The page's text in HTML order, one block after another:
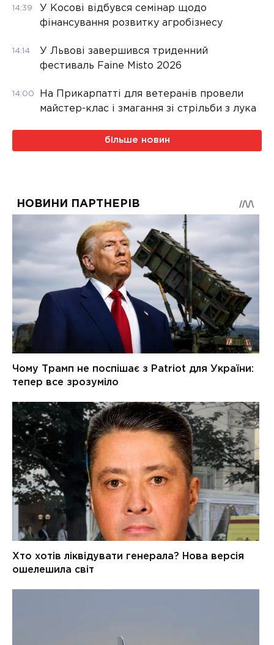
14:39
У Косові відбувся семінар щодо
фінансування розвитку агробізнесу
14:14
У Львові завершився триденний
фестиваль Faine Misto 2026
14:00
На Прикарпатті для ветеранів провели
майстер-клас і змагання зі стрільби з лука
більше новин